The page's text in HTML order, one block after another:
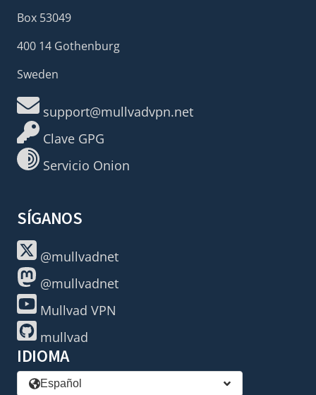
Box 53049
400 14 Gothenburg
Sweden
support@mullvadvpn.net
Clave GPG
Servicio Onion
SÍGANOS
@mullvadnet
@mullvadnet
Mullvad VPN
mullvad
IDIOMA
Español